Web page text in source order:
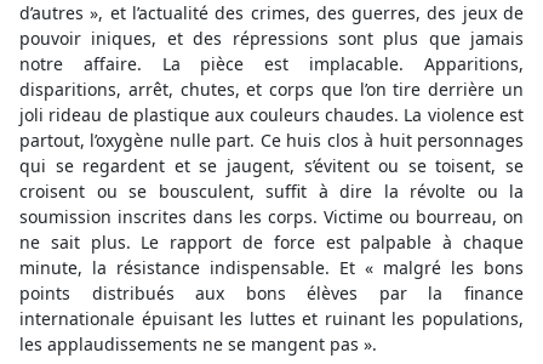
d’autres », et l’actualité des crimes, des guerres, des jeux de
pouvoir iniques, et des répressions sont plus que jamais
notre affaire. La pièce est implacable. Apparitions,
disparitions, arrêt, chutes, et corps que l’on tire derrière un
joli rideau de plastique aux couleurs chaudes. La violence est
partout, l’oxygène nulle part. Ce huis clos à huit personnages
qui se regardent et se jaugent, s’évitent ou se toisent, se
croisent ou se bousculent, suffit à dire la révolte ou la
soumission inscrites dans les corps. Victime ou bourreau, on
ne sait plus. Le rapport de force est palpable à chaque
minute, la résistance indispensable. Et « malgré les bons
points distribués aux bons élèves par la finance
internationale épuisant les luttes et ruinant les populations,
les applaudissements ne se mangent pas ».